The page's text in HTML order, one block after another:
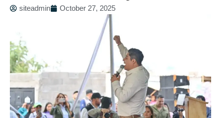
siteadmin October 27, 2025